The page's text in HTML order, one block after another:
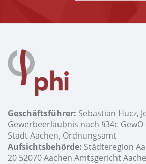
Geschäftsführer: Sebastian Hucz,
Gewerbeerlaubnis nach §34c
Stadt Aachen, Ordnungsamt
Aufsichtsbehörde: Städteregion
20 52070 Aachen Amtsgericht